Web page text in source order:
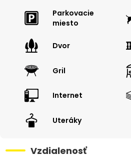
Parkovacie
miesto
Dvor
Gril
Internet
Uteráky
Vzdialenosť